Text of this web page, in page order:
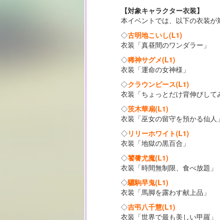
【対象キャラクター衣装】
本イベントでは、以下の衣装が
◇古明地こいし(L1)
衣装「真昼間のワンダラー」
◇稀神サグメ(L1)
衣装「運命の女神様」
◇クラウンピース(L1)
衣装「ちょっとだけ背伸びして
◇茨木華扇(L1)
衣装「巫女の留守を預かる仙人」
◇リリーホワイト(L1)
衣装「地獄の黒百合」
◇饕餮尤魔(L1)
衣装「時間無制限、食べ放題」
◇驪駒早鬼(L1)
衣装「馬脚を露わす献上品」
◇吉弔八千慧(L1)
衣装「世界で最も美しい甲羅」